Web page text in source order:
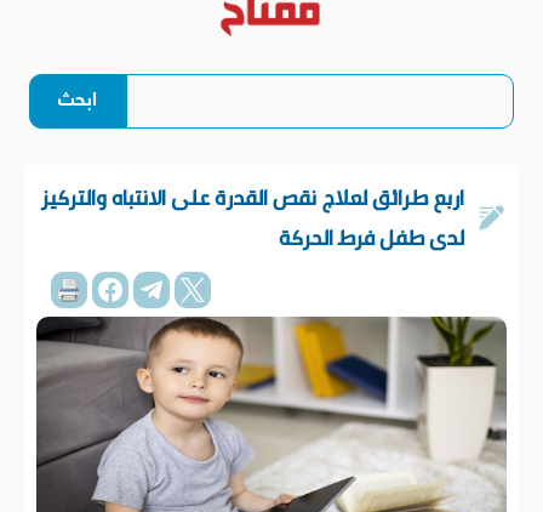
اربع طرائق لعلاج نقص القدرة على الانتباه والتركيز
لدى طفل فرط الحركة